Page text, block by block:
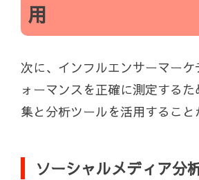
用
次に、インフルエンサーマーケ
ォーマンスを正確に測定する
集と分析ツールを活用すること
ソーシャルメディア分